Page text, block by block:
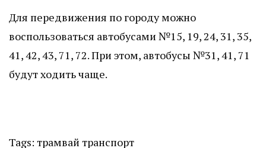
Для передвижения по городу можно
воспользоваться автобусами №15, 19, 24, 31, 35,
41, 42, 43, 71, 72. При этом, автобусы №31, 41, 71
будут ходить чаще.
Tags: трамвай транспорт